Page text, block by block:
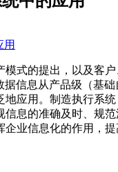
式的提出，以及客
信息从产品级（基
地应用。制造执行系
信息的准确及时、规
业信息化的作用，